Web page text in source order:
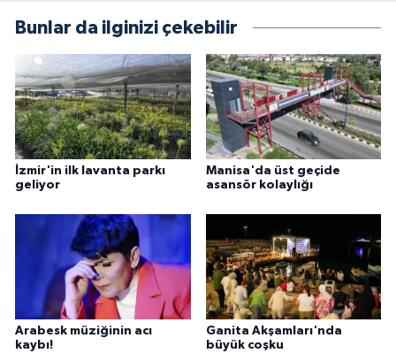
Bunlar da ilginizi çekebilir
İzmir'in ilk lavanta parkı
geliyor
Manisa'da üst geçide
asansör kolaylığı
Arabesk müziğinin acı
kaybı!
Ganita Akşamları'nda
büyük coşku